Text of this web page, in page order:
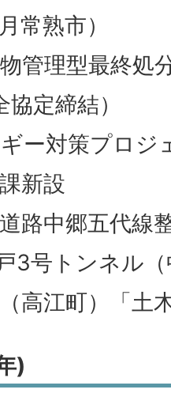
常熟市）
管理型最終処
協定締結）
ー対策プロジ
新設
郷五代線整
3号トンネル
町）「土木
)